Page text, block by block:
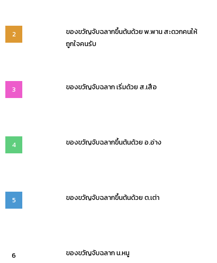
2
ของขวัญจับฉลากขึ้นต้นด้วย พ.พาน สะดวกคนให้
ถูกใจคนรับ
3 ของขวัญจับฉลาก เริ่มด้วย ส.เสือ
4 ของขวัญจับฉลากขึ้นต้นด้วย อ.อ่าง
5 ของขวัญจับฉลากขึ้นต้นด้วย ต.เต่า
6 ของขวัญจับฉลาก น.หนู